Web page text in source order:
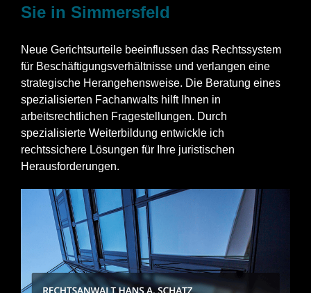
Sie in Simmersfeld
Neue Gerichtsurteile beeinflussen das Rechtssystem
für Beschäftigungsverhältnisse und verlangen eine
strategische Herangehensweise. Die Beratung eines
spezialisierten Fachanwalts hilft Ihnen in
arbeitsrechtlichen Fragestellungen. Durch
spezialisierte Weiterbildung entwickle ich
rechtssichere Lösungen für Ihre juristischen
Herausforderungen.